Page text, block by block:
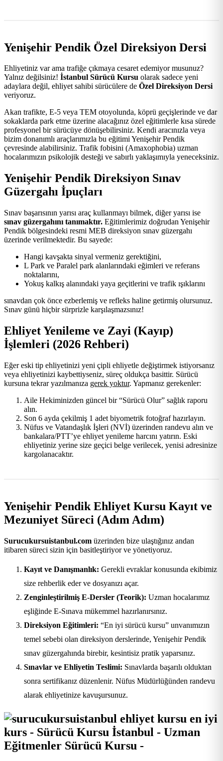
Yenişehir Pendik Özel Direksiyon Dersi
Ehliyetiniz var ama trafiğe çıkmaya cesaret edemiyor musunuz?
Yalnız değilsiniz! İstanbul Sürücü Kursu olarak sadece yeni
adaylara değil, ehliyet sahibi sürücülere de Özel Direksiyon Dersi
veriyoruz.
Akan trafikte, E-5 veya TEM otoyolunda, köprü geçişlerinde ve dar
sokaklarda park etme üzerine alacağınız özel eğitimlerle kısa sürede
profesyonel bir sürücüye dönüşebilirsiniz. Kendi aracınızla veya
bizim donanımlı araçlarımızla bu eğitimi Yenişehir Pendik
çevresinde alabilirsiniz. Trafik fobisini (Amaxophobia) uzman
hocalarımızın psikolojik desteği ve sabırlı yaklaşımıyla yeneceksiniz.
Yenişehir Pendik Direksiyon Sınav
Güzergahı İpuçları
Sınav başarısının yarısı araç kullanmayı bilmek, diğer yarısı ise
sınav güzergahını tanımaktır. Eğitimlerimiz doğrudan Yenişehir
Pendik bölgesindeki resmi MEB direksiyon sınav güzergahı
üzerinde verilmektedir. Bu sayede:
Hangi kavşakta sinyal vermeniz gerektiğini,
L Park ve Paralel park alanlarındaki eğimleri ve referans
noktalarını,
Yokuş kalkış alanındaki yaya geçitlerini ve trafik ışıklarını
sınavdan çok önce ezberlemiş ve refleks haline getirmiş olursunuz.
Sınav günü hiçbir sürprizle karşılaşmazsınız!
Ehliyet Yenileme ve Zayi (Kayıp)
İşlemleri (2026 Rehberi)
Eğer eski tip ehliyetinizi yeni çipli ehliyetle değiştirmek istiyorsanız
veya ehliyetinizi kaybettiyseniz, süreç oldukça basittir. Sürücü
kursuna tekrar yazılmanıza gerek yoktur. Yapmanız gerekenler:
Aile Hekiminizden güncel bir “Sürücü Olur” sağlık raporu
alın.
Son 6 ayda çekilmiş 1 adet biyometrik fotoğraf hazırlayın.
Nüfus ve Vatandaşlık İşleri (NVİ) üzerinden randevu alın ve
bankalara/PTT’ye ehliyet yenileme harcını yatırın. Eski
ehliyetiniz yerine size geçici belge verilecek, yenisi adresinize
kargolanacaktır.
Yenişehir Pendik Ehliyet Kursu Kayıt ve
Mezuniyet Süreci (Adım Adım)
Surucukursuistanbul.com üzerinden bize ulaştığınız andan
itibaren süreci sizin için basitleştiriyor ve yönetiyoruz.
Kayıt ve Danışmanlık: Gerekli evraklar konusunda ekibimiz
size rehberlik eder ve dosyanızı açar.
Zenginleştirilmiş E-Dersler (Teorik): Uzman hocalarımız
eşliğinde E-Sınava mükemmel hazırlanırsınız.
Direksiyon Eğitimleri: “En iyi sürücü kursu” unvanımızın
temel sebebi olan direksiyon derslerinde, Yenişehir Pendik
sınav güzergahında birebir, kesintisiz pratik yaparsınız.
Sınavlar ve Ehliyetin Teslimi: Sınavlarda başarılı olduktan
sonra sertifikanız düzenlenir. Nüfus Müdürlüğünden randevu
alarak ehliyetinize kavuşursunuz.